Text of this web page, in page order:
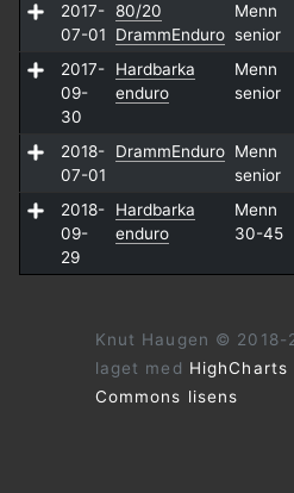
2017-
07-01
80/20
DrammEnduro
Menn
senior
2017-
09-
30
Hardbarka
enduro
Menn
senior
2018-
07-01
DrammEnduro Menn
senior
2018-
09-
29
Hardbarka
enduro
Menn
30-45
Knut Haugen © 2018-
laget med HighCharts
Commons lisens